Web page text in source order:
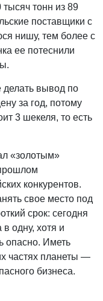
тонн из 89
поставщики с
нишу, тем более с
ее потеснили
вывод по
за год, потому
3 шекеля, то есть
«золотым»
конкурентов.
свое место под
срок: сегодня
одну, хотя и
опасно. Иметь
частях планеты —
бизнеса.